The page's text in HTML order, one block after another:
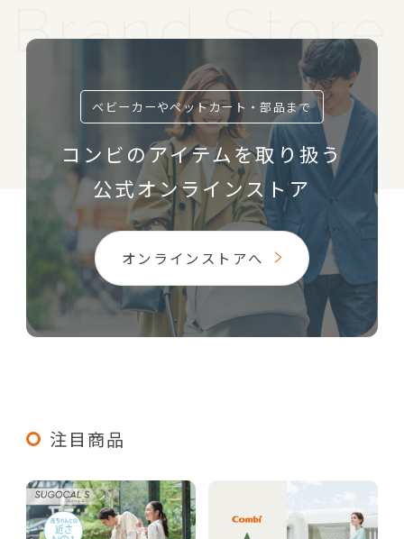
ベビーカーやペットカート・部品まで
コンビのアイテムを取り扱う
公式オンラインストア
オンラインストアへ
注目商品